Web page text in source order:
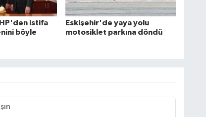
istifa
böyle
Eskişehir'de yaya yolu
motosiklet parkına döndü